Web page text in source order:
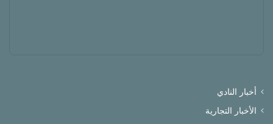
أخبار النادي
الأخبار التجارية